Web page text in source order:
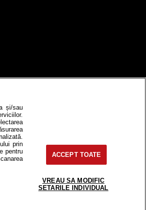
Setările
firme de
și/sau
prin
pentru
ACCEPT TOATE
VREAU SA MODIFIC
SETARILE INDIVIDUAL